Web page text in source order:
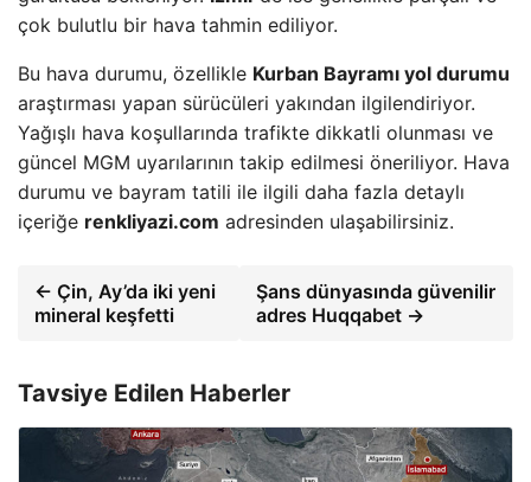
çok bulutlu bir hava tahmin ediliyor.
Bu hava durumu, özellikle Kurban Bayramı yol durumu
araştırması yapan sürücüleri yakından ilgilendiriyor.
Yağışlı hava koşullarında trafikte dikkatli olunması ve
güncel MGM uyarılarının takip edilmesi öneriliyor. Hava
durumu ve bayram tatili ile ilgili daha fazla detaylı
içeriğe renkliyazi.com adresinden ulaşabilirsiniz.
← Çin, Ay’da iki yeni
mineral keşfetti
Şans dünyasında güvenilir
adres Huqqabet →
Tavsiye Edilen Haberler